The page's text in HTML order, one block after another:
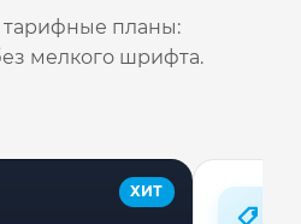
тарифные планы:
мелкого шрифта.
ХИТ